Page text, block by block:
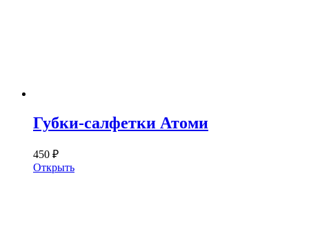
Губки-салфетки Атоми
450 ₽
Открыть